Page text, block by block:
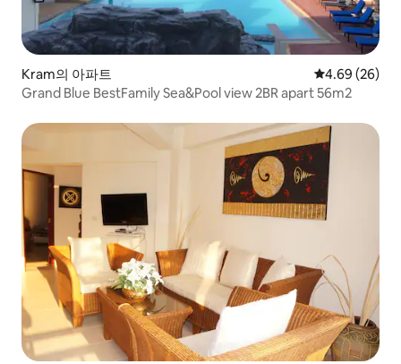
Kram의 아파트 평점 4.69점(5
4.69 (26)
Grand Blue BestFamily Sea&Pool view 2BR apart 56m2